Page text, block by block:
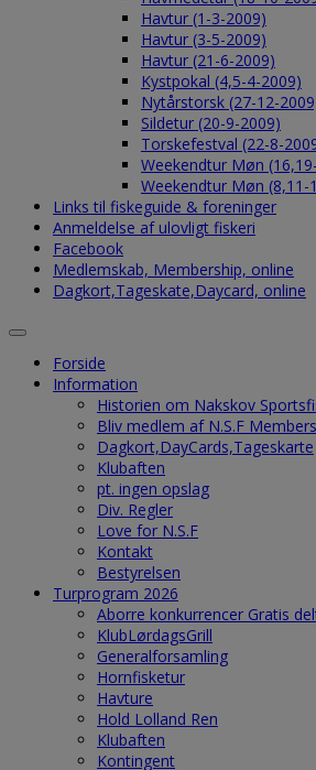
Havtur (1-3-2009)
Havtur (3-5-2009)
Havtur (21-6-2009)
Kystpokal (4,5-4-2009)
Nytårstorsk (27-12-
Sildetur (20-9-2009)
Torskefestval (22-8-
Weekendtur Møn
Weekendtur Møn (8,11-
Links til fiskeguide & foreninger
Anmeldelse af ulovligt fiskeri
Facebook
Medlemskab, Membership, online
Dagkort,Tageskate,Daycard, online
Forside
Information
Historien om Nakskov
Bliv medlem af N.S.F
Dagkort,DayCards,Tageskarte
Klubaften
pt. ingen opslag
Div. Regler
Love for N.S.F
Kontakt
Bestyrelsen
Turprogram 2026
Aborre konkurrencer Gratis
KlubLørdagsGrill
Generalforsamling
Hornfisketur
Havture
Hold Lolland Ren
Klubaften
Kontingent